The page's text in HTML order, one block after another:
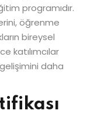
programıdır.
öğrenme
bireysel
katılımcılar
daha